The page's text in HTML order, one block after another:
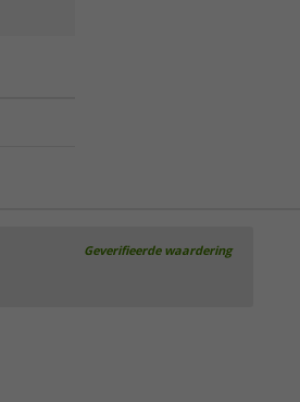
Geverifieerde waardering